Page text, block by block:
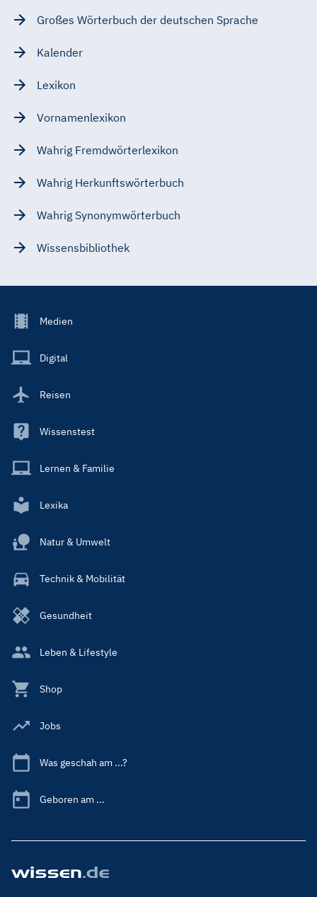
Großes Wörterbuch der deutschen Sprache
Kalender
Lexikon
Vornamenlexikon
Wahrig Fremdwörterlexikon
Wahrig Herkunftswörterbuch
Wahrig Synonymwörterbuch
Wissensbibliothek
Footer
Main
Medien
Digital
Reisen
Wissenstest
Lernen & Familie
Lexika
Natur & Umwelt
Technik & Mobilität
Gesundheit
Leben & Lifestyle
Shop
Jobs
Was geschah am ...?
Geboren am ...